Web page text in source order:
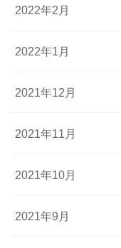
2022年2月
2022年1月
2021年12月
2021年11月
2021年10月
2021年9月